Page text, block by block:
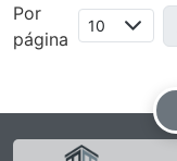
Por
página